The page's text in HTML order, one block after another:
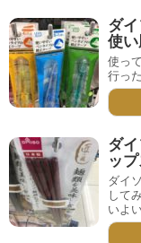
ダ
使
使っ
行っ
ダ
ッ
ダイ
して
いよ